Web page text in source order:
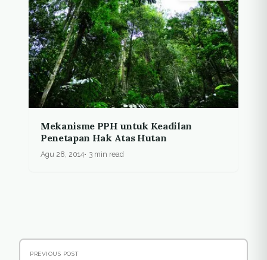
Mekanisme PPH untuk Keadilan
Penetapan Hak Atas Hutan
Agu 28, 2014 3 min read
PREVIOUS POST